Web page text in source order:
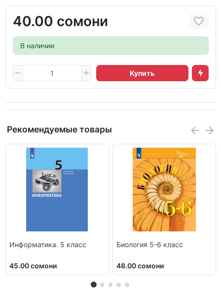
40.00 сомони
В наличии
Купить
Рекомендуемые товары
Информатика. 5 класс
45.00 сомони
Биология 5-6 класс
48.00 сомони